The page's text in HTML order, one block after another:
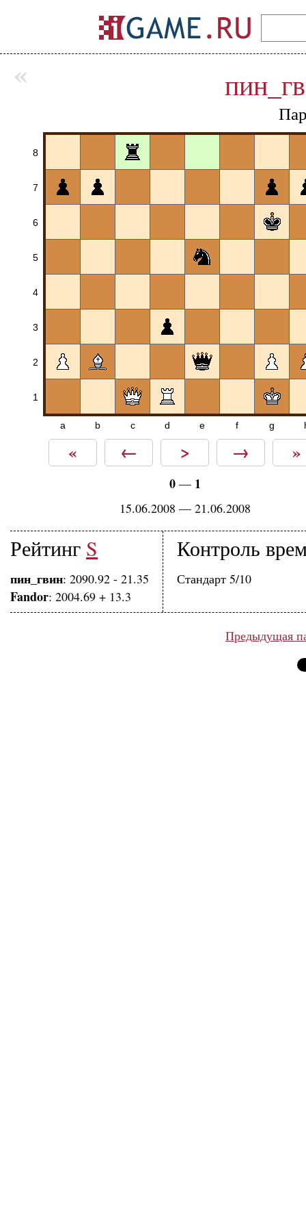
8
7
6
5
4
3
2
1
a b c d e f g
« ← > → »
0— 1
15.06.2008 — 21.06.2008
Рейтинг S
пин_гвин: 2090.92 - 21.35
Fandor: 2004.69 + 13.3
Контроль
Стандарт 5/10
Предыдущая
«